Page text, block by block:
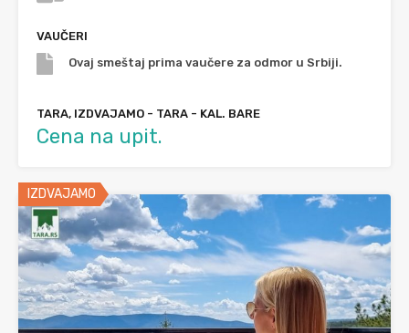
VAUČERI
Ovaj smeštaj prima vaučere za odmor u Srbiji.
TARA, IZDVAJAMO - TARA - KAL. BARE
Cena na upit.
IZDVAJAMO